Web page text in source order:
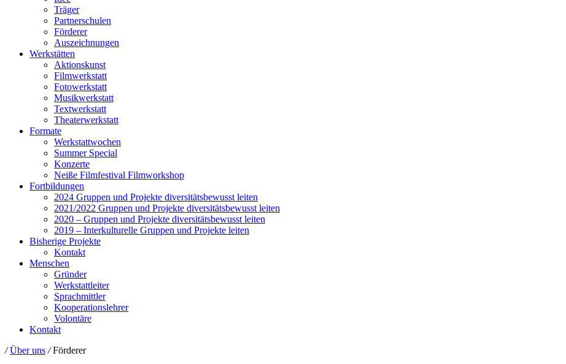
Träger
Partnerschulen
Förderer
Auszeichnungen
Werkstätten
Aktionskunst
Filmwerkstatt
Fotowerkstatt
Musikwerkstatt
Textwerkstatt
Theaterwerkstatt
Formate
Werkstattwochen
Summer Special
Konzerte
Neiße Filmfestival Filmworkshop
Fortbildungen
2024 Gruppen und Projekte diversitätsbewusst leiten
2021/2022 Gruppen und Projekte diversitätsbewusst leiten
2020 – Gruppen und Projekte diversitätsbewusst leiten
2019 – Interkulturelle Gruppen und Projekte leiten
Bisherige Projekte
Kontakt
Menschen
Gründer
Werkstattleiter
Sprachmittler
Kooperationslehrer
Volontäre
Kontakt
/ Über uns / Förderer